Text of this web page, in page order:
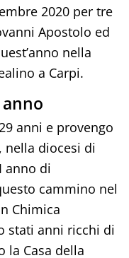
2020 per tre
Apostolo ed
nella
a Carpi.
anno
anni e provengo
nella diocesi di
anno di
cammino nel
Chimica
stati anni ricchi di
la Casa della